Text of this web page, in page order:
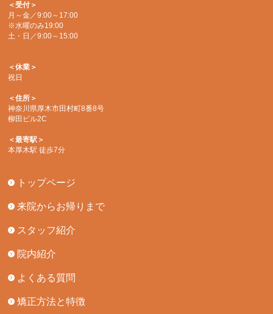
＜受付＞
月～金／9:00～17:00
※水曜のみ19:00
土・日／9:00～15:00
＜休業＞
祝日
＜住所＞
神奈川県厚木市田村町8番8号
柳田ビル2C
＜最寄駅＞
本厚木駅 徒歩7分
トップページ
来院からお帰りまで
スタッフ紹介
院内紹介
よくある質問
矯正方法と特徴